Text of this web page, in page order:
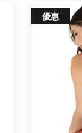
優惠